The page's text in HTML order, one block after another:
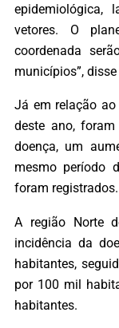
epidemiológica,
vetores. O
coordenada
municípios”,
Já em relação
deste ano,
doença, um
mesmo período
foram registrados.
A região Norte
incidência da
habitantes,
por 100 mil
habitantes.